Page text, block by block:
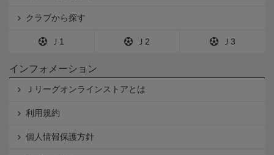
クラブから探す
Ｊ1 Ｊ2 Ｊ3
インフォメーション
Ｊリーグオンラインストアとは
利用規約
個人情報保護方針